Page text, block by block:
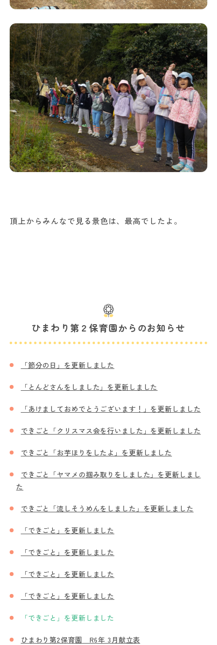
頂上からみんなで見る景色は、最高でしたよ。
ひまわり第２保育園からのお知らせ
「節分の日」を更新しました
「とんどさんをしました」を更新しました
「あけましておめでとうございます！」を更新しました
できごと「クリスマス会を行いました」を更新しました
できごと「お芋ほりをしたよ」を更新しました
できごと「ヤマメの掴み取りをしました」を更新しまし
た
できごと「流しそうめんをしました」を更新しました
「できごと」を更新しました
「できごと」を更新しました
「できごと」を更新しました
「できごと」を更新しました
「できごと」を更新しました
ひまわり第2保育園 R6年 3月献立表